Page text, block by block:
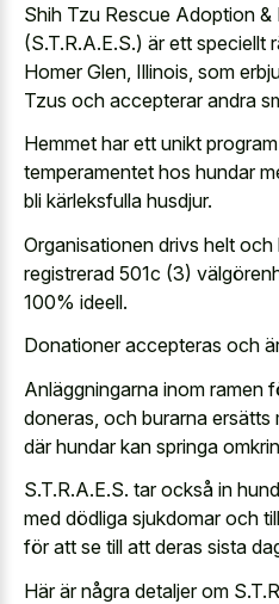
Shih Tzu Rescue Adoption
(S.T.R.A.E.S.) är ett speciellt
Homer Glen, Illinois, som
Tzus och accepterar andra
Hemmet har ett unikt
temperamentet hos hundar
bli kärleksfulla husdjur.
Organisationen drivs helt
registrerad 501c (3)
100% ideell.
Donationer accepteras och
Anläggningarna inom ramen
doneras, och burarna
där hundar kan springa
S.T.R.A.E.S. tar också in
med dödliga sjukdomar och
för att se till att deras sista
Här är några detaljer om